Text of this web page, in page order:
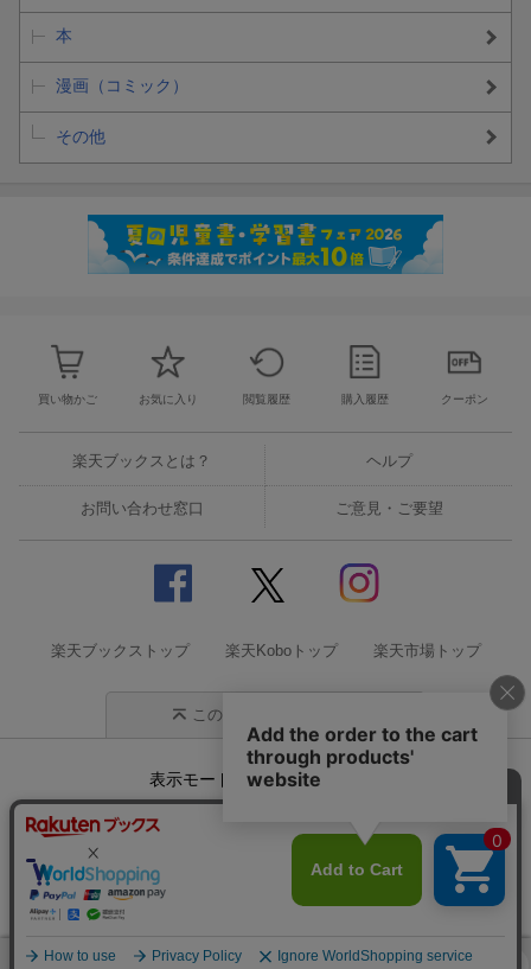
本
漫画（コミック）
その他
買い物かご お気に入り 閲覧履歴 購入履歴 クーポン
楽天ブックスとは？ ヘルプ
お問い合わせ窓口 ご意見・ご要望
楽天ブックストップ 楽天Koboトップ 楽天市場トップ
このページの先頭に戻る
表示モード モバイル
企業情報 個人情報保護方針